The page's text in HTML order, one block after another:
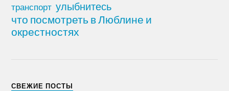
транспорт улыбнитесь
что посмотреть в Люблине и
окрестностях
СВЕЖИЕ ПОСТЫ